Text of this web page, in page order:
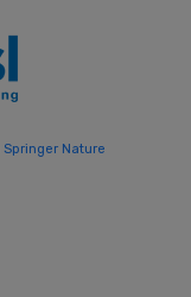
Springer Nature